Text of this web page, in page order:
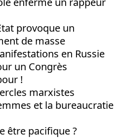
provoque un
de masse
en Russie
un Congrès
!
marxistes
et la bureaucratie
être pacifique ?